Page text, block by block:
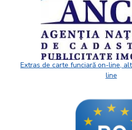
Extras de carte funciară on-line,
line